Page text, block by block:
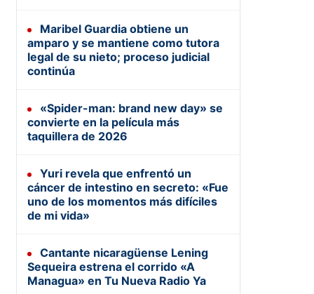
Maribel Guardia obtiene un
amparo y se mantiene como tutora
legal de su nieto; proceso judicial
continúa
«Spider-man: brand new day» se
convierte en la película más
taquillera de 2026
Yuri revela que enfrentó un
cáncer de intestino en secreto: «Fue
uno de los momentos más difíciles
de mi vida»
Cantante nicaragüense Lening
Sequeira estrena el corrido «A
Managua» en Tu Nueva Radio Ya